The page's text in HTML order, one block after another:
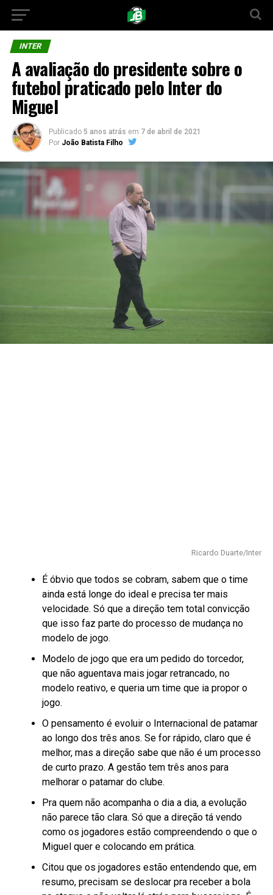
INTER
A avaliação do presidente sobre o
futebol praticado pelo Inter do
Miguel
Publicado 5 anos atrás em 7 de abril de 2021
Por João Batista Filho
Ricardo Duarte/Inter
É óbvio que todos se cobram, sabem que o time
ainda está longe do ideal e precisa ter mais
velocidade. Só que a direção tem total convicção
que isso faz parte do processo de mudança no
modelo de jogo.
Modelo de jogo que era um pedido do torcedor,
que não aguentava mais jogar retrancado, no
modelo reativo, e queria um time que ia propor o
jogo.
O pensamento é evoluir o Internacional de patamar
ao longo dos três anos. Se for rápido, claro que é
melhor, mas a direção sabe que não é um processo
de curto prazo. A gestão tem três anos para
melhorar o patamar do clube.
Pra quem não acompanha o dia a dia, a evolução
não parece tão clara. Só que a direção tá vendo
como os jogadores estão compreendendo o que o
Miguel quer e colocando em prática.
Citou que os jogadores estão entendendo que, em
resumo, precisam se deslocar pra receber a bola